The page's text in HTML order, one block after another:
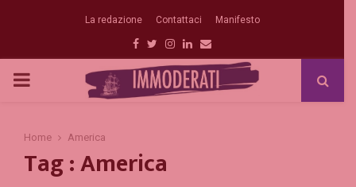
La redazione Contattaci Manifesto
Facebook
Twitter
Instagram
Linkedin
Email
PRIMARY
Home America
Tag : America